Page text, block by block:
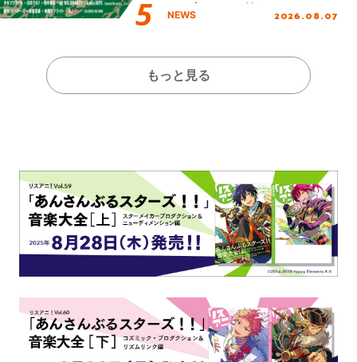
し、初となる第3ステージの
NEWS 2026.08.07
もっと見る